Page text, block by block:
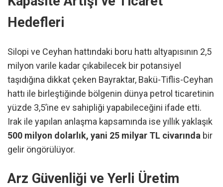
Hedefleri
Silopi ve Ceyhan hattındaki boru hattı altyapısının 2,5
milyon varile kadar çıkabilecek bir potansiyel
taşıdığına dikkat çeken Bayraktar, Bakü-Tiflis-Ceyhan
hattı ile birleştiğinde bölgenin dünya petrol ticaretinin
yüzde 3,5’ine ev sahipliği yapabileceğini ifade etti.
Irak ile yapılan anlaşma kapsamında ise yıllık yaklaşık
500 milyon dolarlık, yani 25 milyar TL civarında bir
gelir öngörülüyor.
Arz Güvenliği ve Yerli Üretim